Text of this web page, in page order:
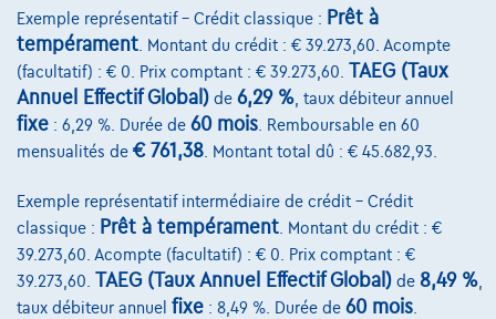
€69.900 1
Découvrez l’exemple chiffré complet
1160 Auderghem,Deman Brussels
Voir le véhicule
Exemple représentatif – Crédit classique : Prêt à
tempérament . Montant du crédit : € 39.273,60. Acompte
(facultatif) : € 0. Prix comptant : € 39.273,60. TAEG (Taux
Annuel Effectif Global) de 6,29 % , taux débiteur annuel
fixe : 6,29 %. Durée de 60 mois . Remboursable en 60
mensualités de € 761,38 . Montant total dû : € 45.682,93.
Exemple représentatif intermédiaire de crédit – Crédit
classique : Prêt à tempérament . Montant du crédit : €
39.273,60. Acompte (facultatif) : € 0. Prix comptant : €
39.273,60. TAEG (Taux Annuel Effectif Global) de 8,49 %
taux débiteur annuel fixe : 8,49 %. Durée de 60 mois